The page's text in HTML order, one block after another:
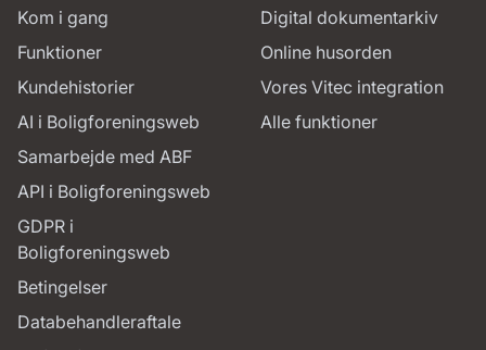
Kom i gang
Funktioner
Kundehistorier
AI i Boligforeningsweb
Samarbejde med ABF
API i Boligforeningsweb
GDPR i
Boligforeningsweb
Betingelser
Databehandleraftale
Digital dokumentarkiv
Online husorden
Vores Vitec integration
Alle funktioner